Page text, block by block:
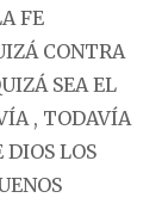
FE
CONTRA
SEA EL
, TODAVÍA
DIOS LOS